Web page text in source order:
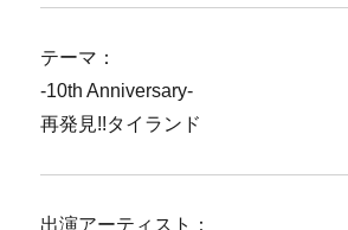
テーマ：
-10th Anniversary-
再発見!!タイランド
出演アーティスト：